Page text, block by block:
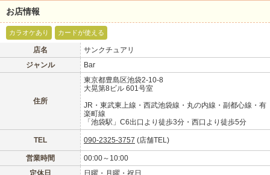
お店情報
カラオケあり カードが使える
店名
サンクチュアリ
ジャンル
Bar
住所
東京都豊島区池袋2-10-8
大晃第8ビル 601号室
JR・東武東上線・西武池袋線・丸の内線・副都心線・有
楽町線
「池袋駅」C6出口より徒歩3分・西口より徒歩5分
TEL 090-2325-3757 (店舗TEL)
営業時間
00:00～10:00
定休日
日曜・月曜・祝日
LINE 女の子ログイン
店舗ログイン
関東
東海
中四国
沖縄 全国TOP